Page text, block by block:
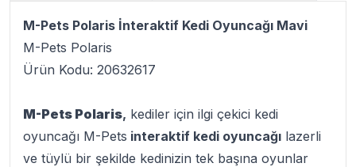
M-Pets Polaris İnteraktif Kedi Oyuncağı Mavi
M-Pets Polaris
Ürün Kodu: 20632617
M-Pets Polaris, kediler için ilgi çekici kedi
oyuncağı M-Pets interaktif kedi oyuncağı lazerli
ve tüylü bir şekilde kedinizin tek başına oyunlar